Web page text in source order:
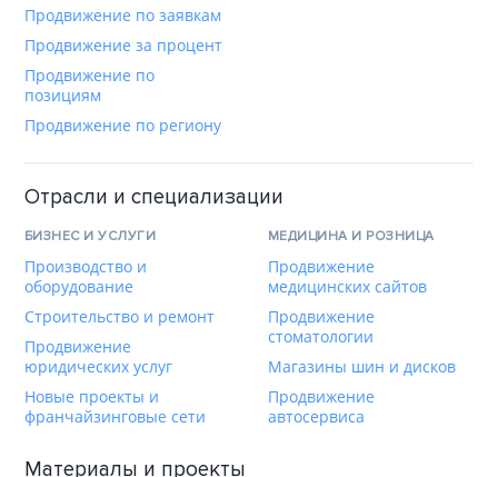
Продвижение по заявкам
Продвижение за процент
Продвижение по
позициям
Продвижение по региону
Отрасли и специализации
БИЗНЕС И УСЛУГИ
Производство и
оборудование
Строительство и ремонт
Продвижение
юридических услуг
Новые проекты и
франчайзинговые сети
МЕДИЦИНА И РОЗНИЦА
Продвижение
медицинских сайтов
Продвижение
стоматологии
Магазины шин и дисков
Продвижение
автосервиса
Материалы и проекты